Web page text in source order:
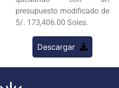
presupuesto modificado de
5/. 173,406.00 Soles.
Descargar